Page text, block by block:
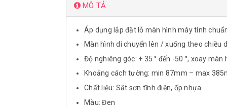
MÔ TẢ
Áp dụng lắp đặt lỗ màn hình máy tính
Màn hình di chuyển lên / xuống theo chiều
Độ nghiêng góc: + 35 ° đến -50 °, xoay
Khoảng cách tường: min 87mm – max
Chất liệu: Sắt sơn tĩnh điện, ốp nhựa
Màu: Đen